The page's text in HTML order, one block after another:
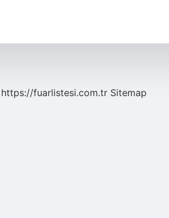
https://fuarlistesi.com.tr Sitemap